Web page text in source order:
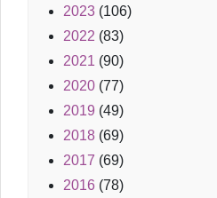
2023 (106)
2022 (83)
2021 (90)
2020 (77)
2019 (49)
2018 (69)
2017 (69)
2016 (78)